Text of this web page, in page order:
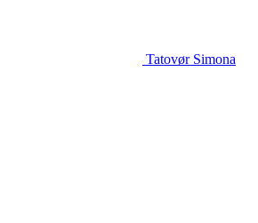
Tatovør Simona